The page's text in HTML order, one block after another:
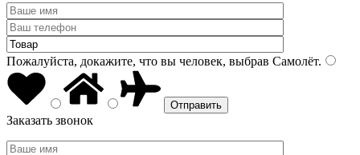
Пожалуйста, докажите, что вы человек, выбрав Самолёт.
Заказать звонок